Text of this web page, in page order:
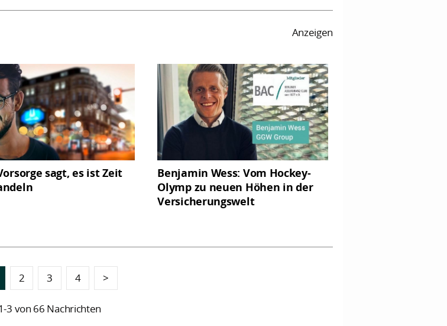
Anzeigen
sagt, es ist Zeit
Benjamin Wess: Vom Hockey-
Olymp zu neuen Höhen in der
Versicherungswelt
2 3 4 >
3 von 66 Nachrichten